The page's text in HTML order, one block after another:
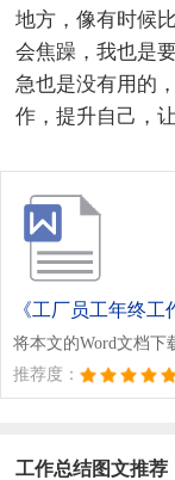
地方，像有时候
会焦躁，我也是
急也是没有用的
作，提升自己，
《工厂员工年终工
将本文的Word文档下
推荐度：
工作总结图文推荐